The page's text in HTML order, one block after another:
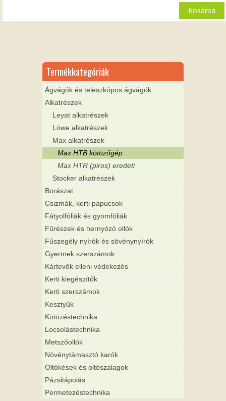
Kosárba
Termékkategóriák
Ágvágók és teleszkópos ágvágók
Alkatrészek
Leyat alkatrészek
Löwe alkatrészek
Max alkatrészek
Max HTB kötözőgép
Max HTR (piros) eredeti
Stocker alkatrészek
Borászat
Csizmák, kerti papucsok
Fátyolfóliák és gyomfóliák
Fűrészek és hernyózó ollók
Fűszegély nyírók és sövénynyírók
Gyermek szerszámok
Kártevők elleni védekezés
Kerti kiegészítők
Kerti szerszámok
Kesztyűk
Kötözéstechnika
Locsolástechnika
Metszőollók
Növénytámasztó karók
Oltókések és oltószalagok
Pázsitápolás
Permetezéstechnika